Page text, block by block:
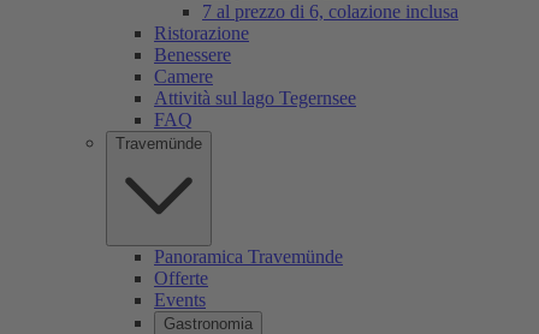
7 al prezzo di 6, colazione inclusa
Ristorazione
Benessere
Camere
Attività sul lago Tegernsee
FAQ
Travemünde
Panoramica Travemünde
Offerte
Events
Gastronomia